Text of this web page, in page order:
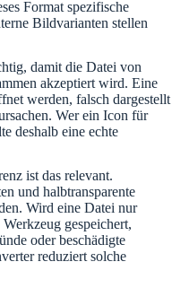
Format spezifische
Bildvarianten stellen
damit die Datei von
akzeptiert wird. Eine
werden, falsch dargestellt
Wer ein Icon für
deshalb eine echte
ist das relevant.
und halbtransparente
Wird eine Datei nur
gespeichert,
oder beschädigte
reduziert solche